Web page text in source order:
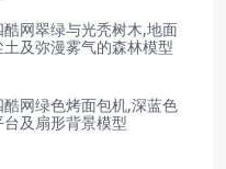
酷网翠绿与光秃树木,地面
土及弥漫雾气的森林模型
酷网绿色烤面包机,深蓝色
台及扇形背景模型